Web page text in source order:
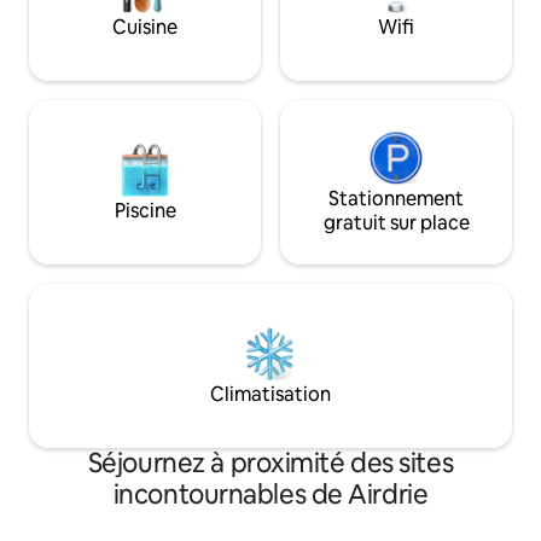
CrossIron, Costco ~25 minutes du
centre-ville de Calgary À proximité :
animalerie, magasin à 1 dollar,
Cuisine Wifi
Piscine
Stationnement
gratuit sur place
Climatisation
Séjournez à proximité des sites
incontournables de Airdrie